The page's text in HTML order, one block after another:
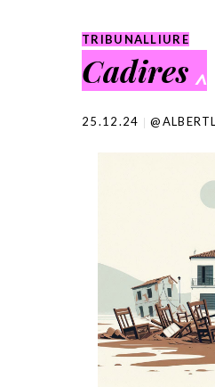
TRIBUNALLIURE
Cadires ^
25.12.24